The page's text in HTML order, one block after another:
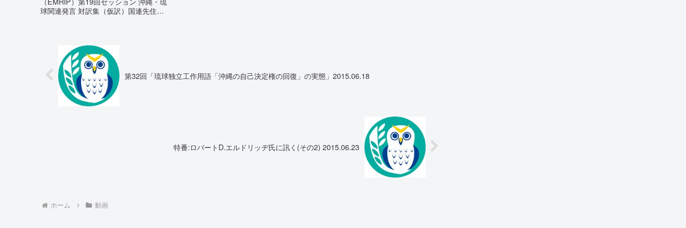
球関連発言 対訳集（仮訳）国連先住民
題、米軍基地、伝統文化（...
第32回「琉球独立工作用語「沖縄の自己決定権の回復」の実態」2015.06.18
特番:ロバートD.エルドリッヂ氏に訊く(その2) 2015.06.23
ホーム 動画